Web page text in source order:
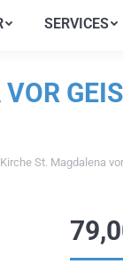
SERVICES
St. Magdalena
SERVICES